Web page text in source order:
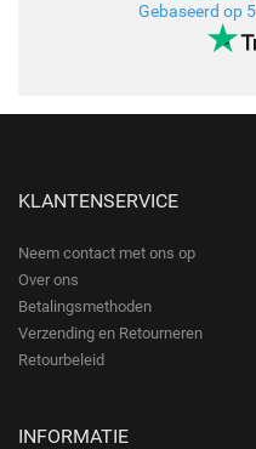
Gebaseerd op
KLANTENSERVICE
Neem contact met ons op
Over ons
Betalingsmethoden
Verzending en Retourneren
Retourbeleid
INFORMATIE